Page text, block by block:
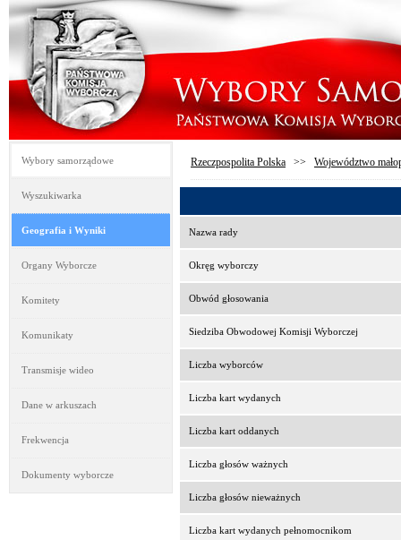
Wybory samorządowe
Wyszukiwarka
Geografia i Wyniki
Organy Wyborcze
Komitety
Komunikaty
Transmisje wideo
Dane w arkuszach
Frekwencja
Dokumenty wyborcze
Rzeczpospolita Polska >> Województwo
Nazwa rady
Okręg wyborczy
Obwód głosowania
Siedziba Obwodowej Komisji Wyborczej
Liczba wyborców
Liczba kart wydanych
Liczba kart oddanych
Liczba głosów ważnych
Liczba głosów nieważnych
Liczba kart wydanych pełnomocnikom